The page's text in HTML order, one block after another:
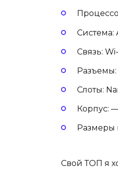
Система:
Связь:
Разъемы:
Слоты:
Корпус:
Размеры
Свой ТОП я